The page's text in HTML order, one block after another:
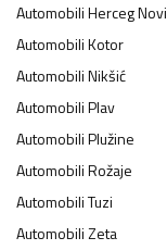
AutomobiliHerceg Novi
AutomobiliKotor
AutomobiliNikšić
AutomobiliPlav
AutomobiliPlužine
AutomobiliRožaje
AutomobiliTuzi
AutomobiliZeta